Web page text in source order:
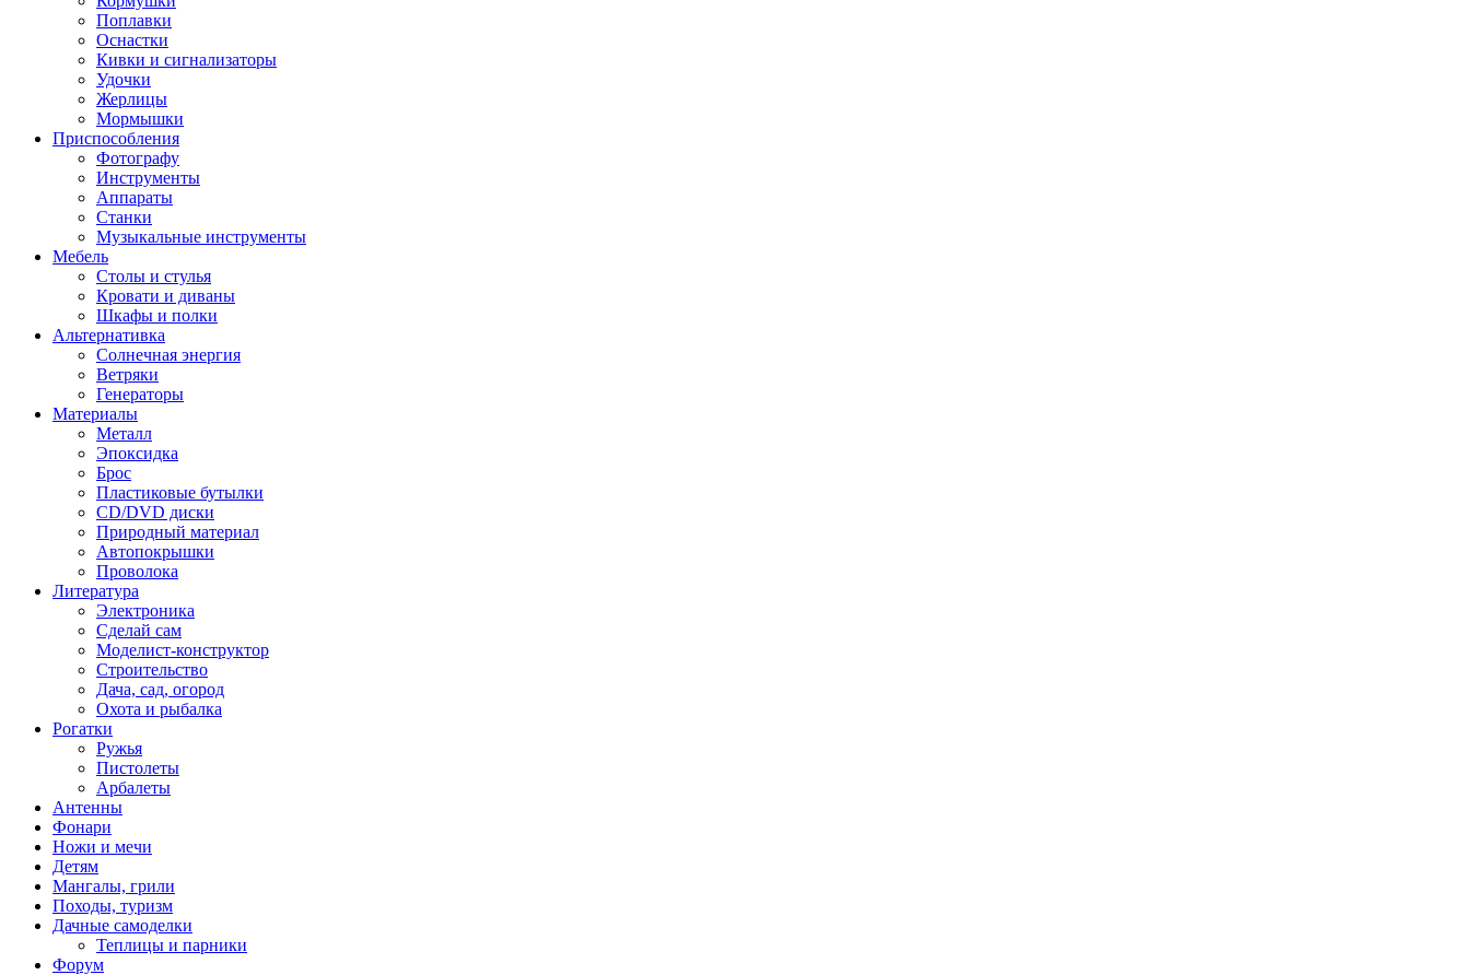
Поплавки
Оснастки
Кивки и сигнализаторы
Удочки
Жерлицы
Мормышки
Приспособления
Фотографу
Инструменты
Аппараты
Станки
Музыкальные инструменты
Мебель
Столы и стулья
Кровати и диваны
Шкафы и полки
Альтернативка
Солнечная энергия
Ветряки
Генераторы
Материалы
Металл
Эпоксидка
Брос
Пластиковые бутылки
CD/DVD диски
Природный материал
Автопокрышки
Проволока
Литература
Электроника
Сделай сам
Моделист-конструктор
Строительство
Дача, сад, огород
Охота и рыбалка
Рогатки
Ружья
Пистолеты
Арбалеты
Антенны
Фонари
Ножи и мечи
Детям
Мангалы, грили
Походы, туризм
Дачные самоделки
Теплицы и парники
Форум